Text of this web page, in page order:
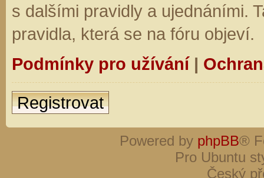
s dalšími pravidly a ujednáními.
pravidla, která se na fóru objeví.
Podmínky pro užívání|
Registrovat
Powered by phpBB®
Pro Ubuntu
Český